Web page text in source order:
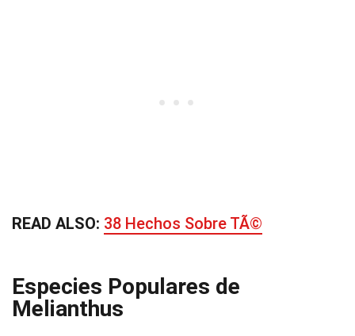
READ ALSO: 38 Hechos Sobre TÃ©
Especies Populares de
Melianthus